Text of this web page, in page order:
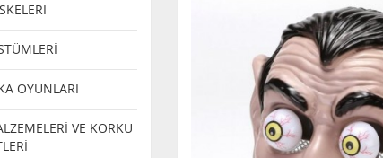
OYUNLARI
VE KORKU